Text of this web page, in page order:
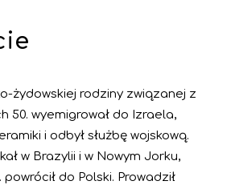
żydowskiej rodziny związanej z
50. wyemigrował do Izraela,
i odbył służbę wojskową.
w Brazylii i w Nowym Jorku,
do Polski. Prowadził